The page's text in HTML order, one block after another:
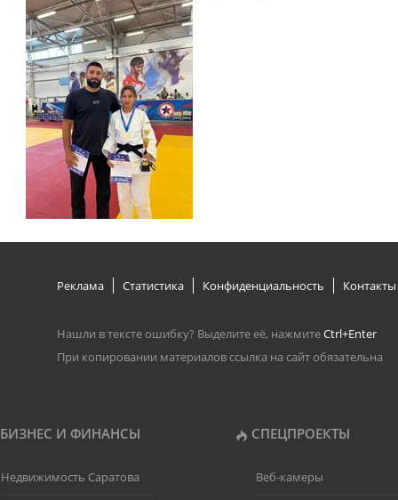
Реклама Статистика Конфиденциальность Контакты
Нашли в тексте ошибку? Выделите её, нажмитеCtrl+Enter
При копировании материалов ссылка на сайт обязательна
БИЗНЕС И ФИНАНСЫ СПЕЦПРОЕКТЫ
Недвижимость Саратова Веб-камеры